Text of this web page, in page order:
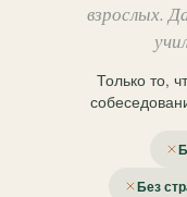
взрослых.
Только то,
Без